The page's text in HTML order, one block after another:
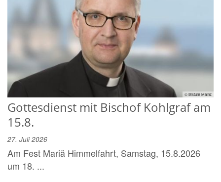
© Bistum Mainz
Gottesdienst mit Bischof Kohlgraf am
15.8.
27. Juli 2026
Am Fest Mariä Himmelfahrt, Samstag, 15.8.2026
um 18. ...